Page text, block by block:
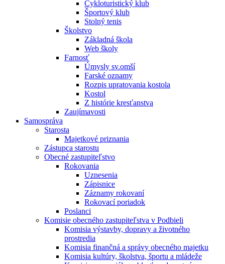
Cykloturistický klub
Športový klub
Stolný tenis
Školstvo
Základná škola
Web školy
Farnosť
Úmysly sv.omší
Farské oznamy
Rozpis upratovania kostola
Kostol
Z histórie kresťanstva
Zaujímavosti
Samospráva
Starosta
Majetkové priznania
Zástupca starostu
Obecné zastupiteľstvo
Rokovania
Uznesenia
Zápisnice
Záznamy rokovaní
Rokovací poriadok
Poslanci
Komisie obecného zastupiteľstva v Podbieli
Komisia výstavby, dopravy a životného
prostredia
Komisia finančná a správy obecného majetku
Komisia kultúry, školstva, športu a mládeže